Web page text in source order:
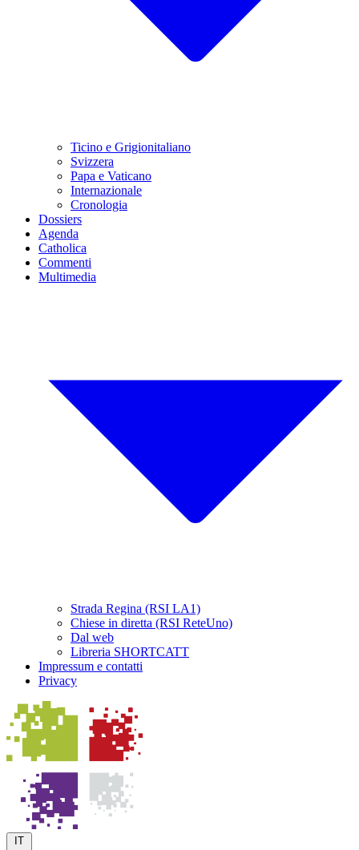
Ticino e Grigionitaliano
Svizzera
Papa e Vaticano
Internazionale
Cronologia
Dossiers
Agenda
Catholica
Commenti
Multimedia
Strada Regina (RSI LA1)
Chiese in diretta (RSI ReteUno)
Dal web
Libreria SHORTCATT
Impressum e contatti
Privacy
IT